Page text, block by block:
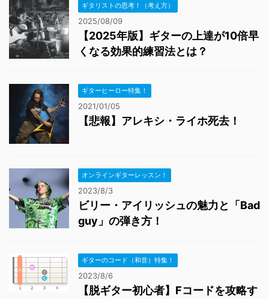
ギタリストの思考！（考え方）
2025/08/09
【2025年版】ギターの上達が10倍早
くなる効果的練習法とは？
ギターヒーロー特集！
2021/01/05
【悲報】アレキシ・ライホ死去！
オンラインギターレッスン！
2023/8/3
ビリー・アイリッシュの魅力と「Bad
guy」の弾き方！
ギターのコード（和音）特集！
2023/8/6
【脱ギター初心者】Fコードを攻略す